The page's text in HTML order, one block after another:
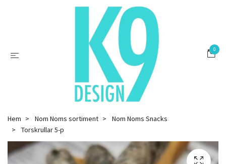
0
Hem Nom Noms sortiment
Nom Noms Snacks
Torskrullar 5-p